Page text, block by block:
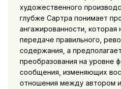
художественного
глубже Сартра понимает
ангажированности, которая
передаче правильного,
содержания, а
преобразования на уровне
сообщения, изменяющих
отношения между автором